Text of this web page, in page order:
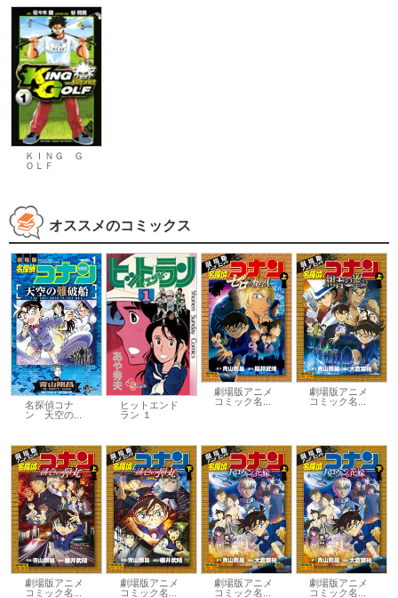
ＫＩＮＧ Ｇ
ＯＬＦ
オススメのコミックス
名探偵コナ
ン 天空の...
ヒットエンド
ラン １
劇場版アニメ
コミック名...
劇場版アニメ
コミック名...
劇場版アニメ
コミック名...
劇場版アニメ
コミック名...
劇場版アニメ
コミック名...
劇場版アニメ
コミック名...